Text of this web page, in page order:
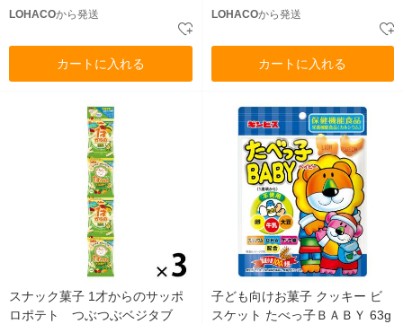
LOHACOから発送
カートに入れる
LOHACOから発送
カートに入れる
スナック菓子 1才からのサッポ
ロポテト つぶつぶベジタブ
子ども向けお菓子 クッキー ビ
スケット たべっ子ＢＡＢＹ 63g